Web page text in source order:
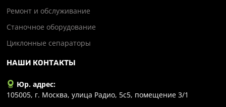
Ремонт и обслуживание
Станочное оборудование
Циклонные сепараторы
НАШИ КОНТАКТЫ
Юр. адрес:
105005, г. Москва, улица Радио, 5с5, помещение 3/1